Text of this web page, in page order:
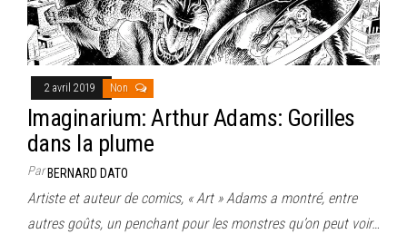
2 avril 2019 Non
Imaginarium: Arthur Adams: Gorilles
dans la plume
ParBERNARD DATO
Artiste et auteur de comics, « Art » Adams a montré, entre
autres goûts, un penchant pour les monstres qu’on peut voir…